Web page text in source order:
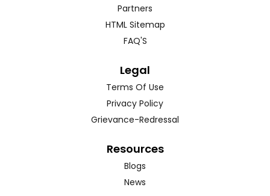
Partners
HTML Sitemap
FAQ'S
Legal
Terms Of Use
Privacy Policy
Grievance-Redressal
Resources
Blogs
News